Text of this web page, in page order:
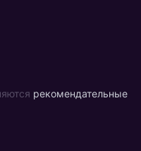
рекомендательные